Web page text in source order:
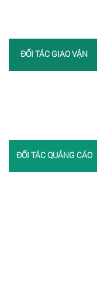
ĐỐI TÁC GIAO VẬN
ĐỐI TÁC QUẢNG CÁO